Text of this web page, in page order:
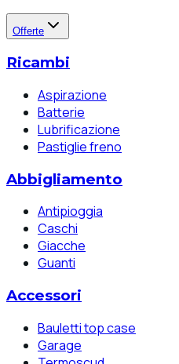
Offerte
Ricambi
Aspirazione
Batterie
Lubrificazione
Pastiglie freno
Abbigliamento
Antipioggia
Caschi
Giacche
Guanti
Accessori
Bauletti top case
Garage